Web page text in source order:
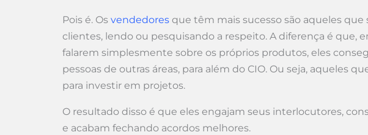
Pois é. Os vendedores que têm mais sucesso são aqueles
clientes, lendo ou pesquisando a respeito. A diferença é que,
falarem simplesmente sobre os próprios produtos, eles
pessoas de outras áreas, para além do CIO. Ou seja, aqueles
para investir em projetos.
O resultado disso é que eles engajam seus interlocutores,
e acabam fechando acordos melhores.